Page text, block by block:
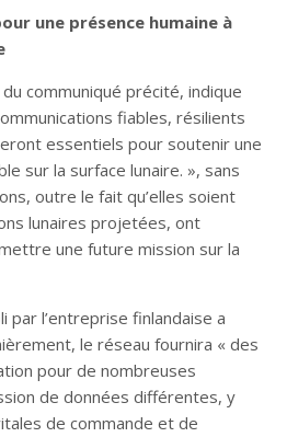
une présence humaine à
communiqué précité, indique
fiables, résilients
essentiels pour soutenir une
sur la surface lunaire. », sans
outre le fait qu’elles soient
lunaires projetées, ont
une future mission sur la
par l’entreprise finlandaise a
le réseau fournira « des
pour de nombreuses
de données différentes, y
de commande et de